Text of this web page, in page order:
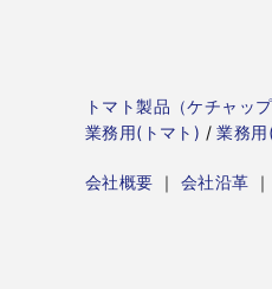
トマト製品（ケチャッ
業務用(トマト) /業務用
会社概要 ｜ 会社沿革 ｜